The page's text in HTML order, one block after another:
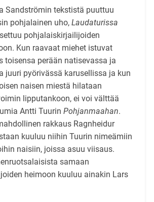
Sandströmin tekstistä puuttuu
pohjalainen uho, Laudaturissa
pohjalaiskirjailijoiden
Kun raavaat miehet istuvat
toisensa perään natisevassa ja
juuri pyörivässä karusellissa ja kun
naisen miestä hilataan
lipputankoon, ei voi välttää
Antti Tuurin Pohjanmaahan.
rakkaus Ragnheidur
kuuluu niihin Tuurin nimeämiin
naisiin, joissa asuu viisaus.
samaan
heimoon kuuluu ainakin Lars